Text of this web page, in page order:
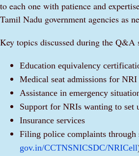
to each one with patience and
Tamil Nadu government agencies as
Key topics discussed during the Q&A
Education equivalency
Medical seat admissions for
Assistance in emergency
Support for NRIs wanting to set
Insurance services
Filing police complaints through
gov.in/CCTNSNICSDC/NRICell